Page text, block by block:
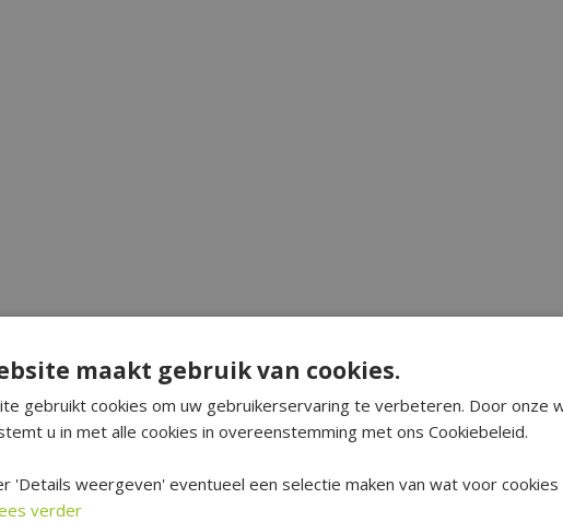
maakt gebruik van cookies.
gebruikt cookies om uw gebruikerservaring te verbeteren. Door onze
u in met alle cookies in overeenstemming met ons Cookiebeleid.
'Details weergeven' eventueel een selectie maken van wat voor
verder